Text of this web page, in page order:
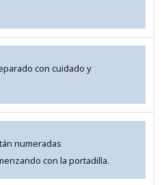
con cuidado y
numeradas
con la portadilla.